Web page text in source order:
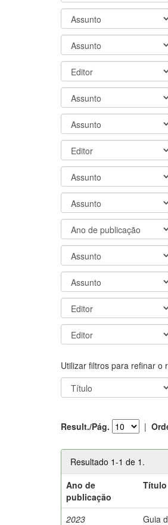
Utilizar filtros para refinar o
Result./Pág. |
Resultado 1-1 de 1.
Ano de
publicação
Título
2023
Guia